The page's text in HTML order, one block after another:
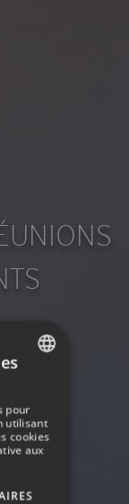
ENGLISH
GERMAN
pour
utilisant
cookies
aux